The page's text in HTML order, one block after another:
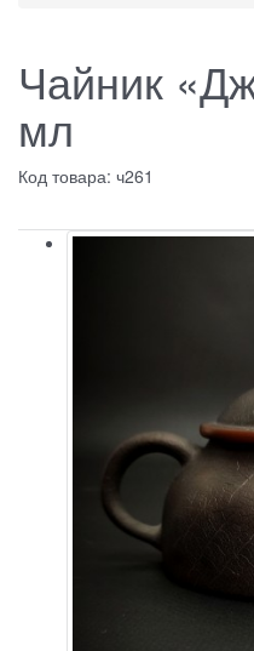
Чайник
мл
Код товара: ч261